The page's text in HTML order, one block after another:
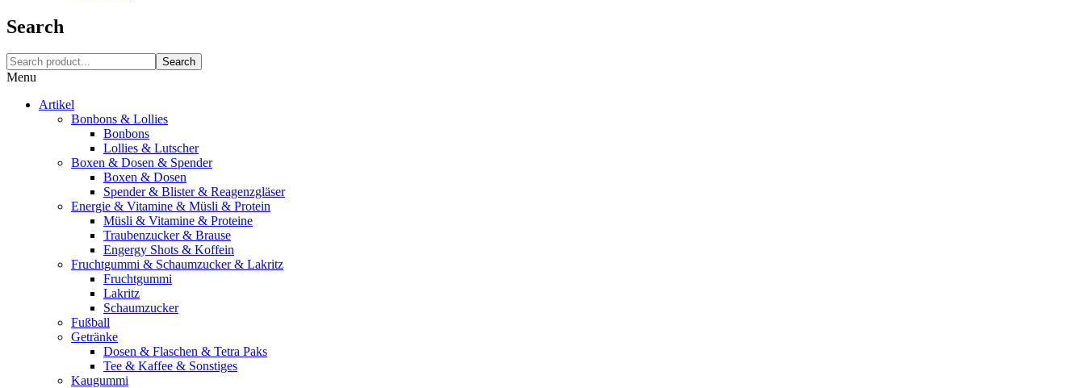
Search
Search
Menu
Artikel
Bonbons & Lollies
Bonbons
Lollies & Lutscher
Boxen & Dosen & Spender
Boxen & Dosen
Spender & Blister & Reagenzgläser
Energie & Vitamine & Müsli & Protein
Müsli & Vitamine & Proteine
Traubenzucker & Brause
Engergy Shots & Koffein
Fruchtgummi & Schaumzucker & Lakritz
Fruchtgummi
Lakritz
Schaumzucker
Fußball
Getränke
Dosen & Flaschen & Tetra Paks
Tee & Kaffee & Sonstiges
Kaugummi